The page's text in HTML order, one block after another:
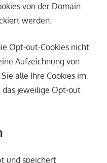
von der Domain
werden.
Opt-out-Cookies nicht
Aufzeichnung von
alle Ihre Cookies im
das jeweilige Opt-out
und speichert